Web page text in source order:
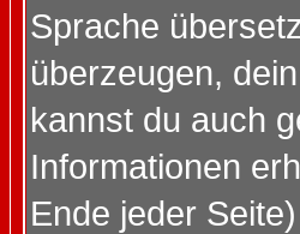
Sprache
überzeugen,
kannst du auch
Informationen
Ende jeder Seite)